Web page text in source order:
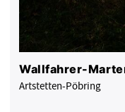
Wallfahrer-
Artstetten-Pöbring